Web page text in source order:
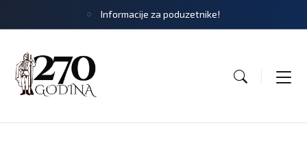
Informacije za poduzetnike!